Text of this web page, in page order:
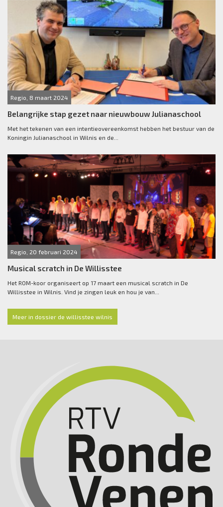
Regio, 8 maart 2024
Belangrijke stap gezet naar nieuwbouw Julianaschool
Met het tekenen van een intentieovereenkomst hebben het bestuur van de
Koningin Julianaschool in Wilnis en de...
Regio, 20 februari 2024
Musical scratch in De Willisstee
Het ROM-koor organiseert op 17 maart een musical scratch in De
Willisstee in Wilnis. Vind je zingen leuk en hou je van...
Meer in dossier de willisstee wilnis